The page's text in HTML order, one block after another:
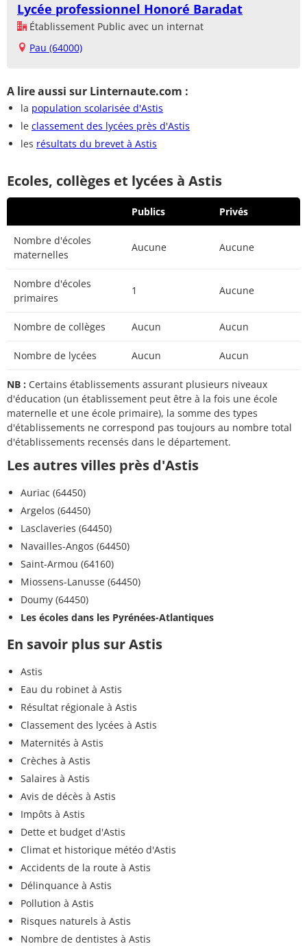
Lycée professionnel Honoré Baradat
Établissement Public avec un internat
Pau (64000)
A lire aussi sur Linternaute.com :
la population scolarisée d'Astis
le classement des lycées près d'Astis
les résultats du brevet à Astis
Ecoles, collèges et lycées à Astis
Publics Privés
Nombre d'écoles
maternelles
Aucune Aucune
Nombre d'écoles
primaires
1 Aucune
Nombre de collèges Aucun Aucun
Nombre de lycées Aucun Aucun
NB : Certains établissements assurant plusieurs niveaux
d'éducation (un établissement peut être à la fois une école
maternelle et une école primaire), la somme des types
d'établissements ne correspond pas toujours au nombre total
d'établissements recensés dans le département.
Les autres villes près d'Astis
Auriac (64450)
Argelos (64450)
Lasclaveries (64450)
Navailles-Angos (64450)
Saint-Armou (64160)
Miossens-Lanusse (64450)
Doumy (64450)
Les écoles dans les Pyrénées-Atlantiques
En savoir plus sur Astis
Astis
Eau du robinet à Astis
Résultat régionale à Astis
Classement des lycées à Astis
Maternités à Astis
Crèches à Astis
Salaires à Astis
Avis de décès à Astis
Impôts à Astis
Dette et budget d'Astis
Climat et historique météo d'Astis
Accidents de la route à Astis
Délinquance à Astis
Pollution à Astis
Risques naturels à Astis
Nombre de dentistes à Astis